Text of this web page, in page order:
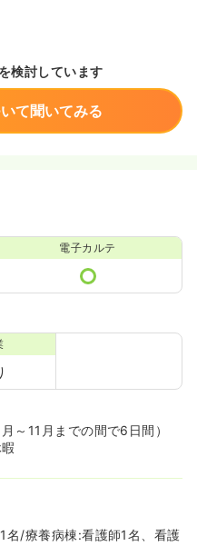
検討しています
て聞いてみる
電子カルテ
～11月までの間で6日間）
名/療養病棟:看護師1名、看護